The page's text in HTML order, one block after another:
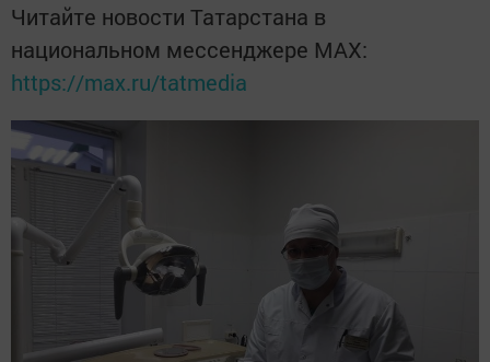
Читайте новости Татарстана в
национальном мессенджере MАХ:
https://max.ru/tatmedia